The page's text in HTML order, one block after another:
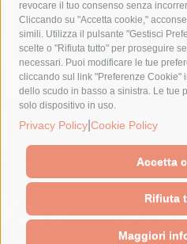
revocare il tuo consenso senza
Cliccando su "Accetta cookie,"
simili. Utilizza il pulsante "Gestisci
scelte o "Rifiuta tutto" per proseguire
necessari. Puoi modificare le tue
cliccando sul link "Preferenze Cookie"
dello scudo in basso a sinistra. Le tue
solo dispositivo in uso.
Privacy Policy Cookie Policy
Accetta
Rifiuta
Maggiori
sindaco cuomo
sorrento
turismo
Vico Equense villa
© 2015 SorrentoPress. All rights
Il giornale online della Penisola
Cookie Policy